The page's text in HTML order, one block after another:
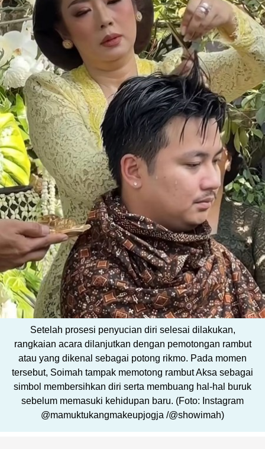
Setelah prosesi penyucian diri selesai dilakukan,
rangkaian acara dilanjutkan dengan pemotongan rambut
atau yang dikenal sebagai potong rikmo. Pada momen
tersebut, Soimah tampak memotong rambut Aksa sebagai
simbol membersihkan diri serta membuang hal-hal buruk
sebelum memasuki kehidupan baru. (Foto: Instagram
@mamuktukangmakeupjogja /@showimah)